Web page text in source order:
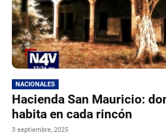
NACIONALES
Hacienda San Mauricio:
habita en cada rincón
3 septiembre, 2025